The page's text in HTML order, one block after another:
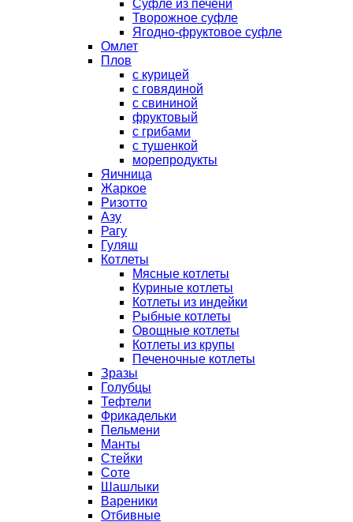
Суфле из печени
Творожное суфле
Ягодно-фруктовое суфле
Омлет
Плов
с курицей
с говядиной
с свининой
фруктовый
с грибами
с тушенкой
морепродукты
Яичница
Жаркое
Ризотто
Азу
Рагу
Гуляш
Котлеты
Мясные котлеты
Куриные котлеты
Котлеты из индейки
Рыбные котлеты
Овощные котлеты
Котлеты из крупы
Печеночные котлеты
Зразы
Голубцы
Тефтели
Фрикадельки
Пельмени
Манты
Стейки
Соте
Шашлыки
Вареники
Отбивные